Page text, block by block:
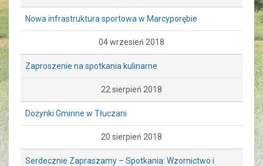
Nowa infrastruktura sportowa w Marcyporębie
04 wrzesień 2018
Zaproszenie na spotkania kulinarne
22 sierpień 2018
Dożynki Gminne w Tłuczani
20 sierpień 2018
Serdecznie Zapraszamy – Spotkania: Wzornictwo i